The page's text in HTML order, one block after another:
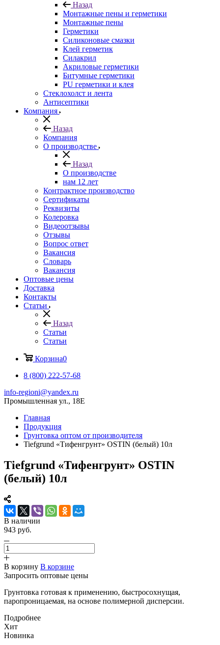
Назад
Монтажные пены и герметики
Монтажные пены
Герметики
Силиконовые смазки
Клей герметик
Силакрил
Акриловые герметики
Битумные герметики
PU герметики и клея
Стеклохолст и лента
Антисептики
Компания
Назад
Компания
О производстве
Назад
О производстве
нам 12 лет
Контрактное производство
Сертификаты
Реквизиты
Колеровка
Видеоотзывы
Отзывы
Вопрос ответ
Вакансия
Словарь
Вакансия
Оптовые цены
Доставка
Контакты
Статьи
Назад
Статьи
Статьи
Корзина0
8 (800) 222-57-68
info-regioni@yandex.ru
Промышленная ул., 18Е
Главная
Продукция
Грунтовка оптом от производителя
Tiefgrund «Тифенгрунт» OSTIN (белый) 10л
Tiefgrund «Тифенгрунт» OSTIN
(белый) 10л
В наличии
943 руб.
В корзину В корзине
Запросить оптовые цены
Грунтовка готовая к применению, быстросохнущая,
паропроницаемая, на основе полимерной дисперсии.
Подробнее
Хит
Новинка